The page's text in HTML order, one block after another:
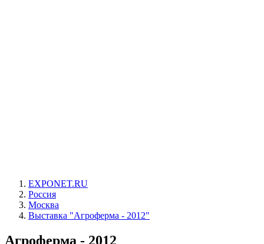
EXPONET.RU
Россия
Москва
Выставка "Агроферма - 2012"
Агроферма - 2012